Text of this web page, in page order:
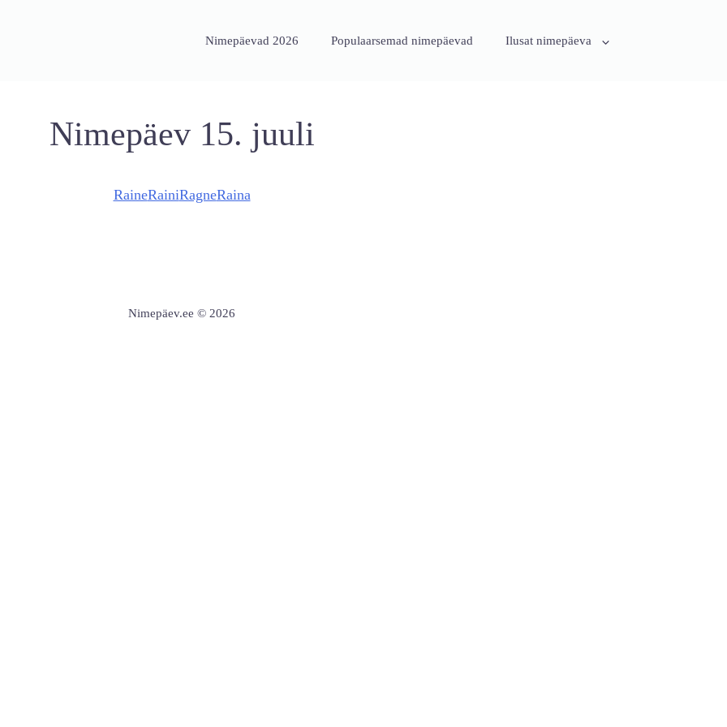
Nimepäevad 2026 Populaarsemad nimepäevad Ilusat nimepäeva
Nimepäev 15. juuli
RaineRainiRagneRaina
Nimepäev.ee © 2026